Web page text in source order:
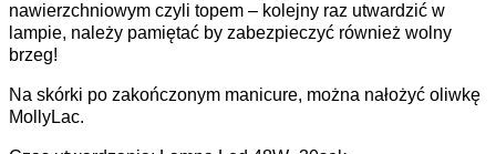
nawierzchniowym czyli topem – kolejny raz utwardzić w
lampie, należy pamiętać by zabezpieczyć również wolny
brzeg!
Na skórki po zakończonym manicure, można nałożyć oliwkę
MollyLac.